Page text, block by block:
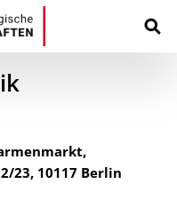
23, 10117 Berlin